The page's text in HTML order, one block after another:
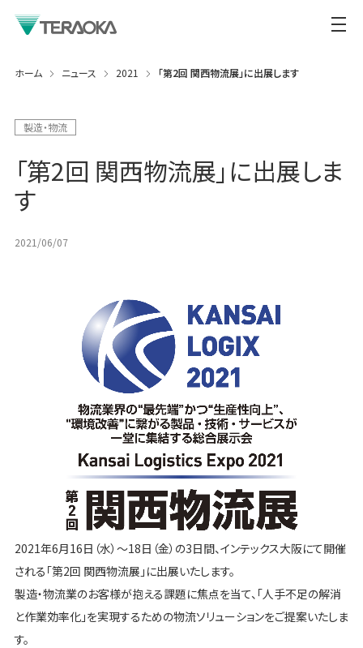
ホーム ニュース 2021 「第2回 関西物流展」に出展します
製造・物流
「第2回 関西物流展」に出展しま
す
2021/06/07
2021年6月16日（水）～18日（金）の3日間、インテックス大阪にて開催
される「第2回 関西物流展」に出展いたします。
製造・物流業のお客様が抱える課題に焦点を当て、「人手不足の解消
と作業効率化」を実現するための物流ソリューションをご提案いたしま
す。